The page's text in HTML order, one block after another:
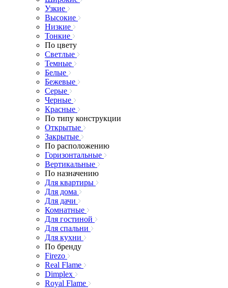
Узкие
Высокие
Низкие
Тонкие
По цвету
Светлые
Темные
Белые
Бежевые
Серые
Черные
Красные
По типу конструкции
Открытые
Закрытые
По расположению
Горизонтальные
Вертикальные
По назначению
Для квартиры
Для дома
Для дачи
Комнатные
Для гостиной
Для спальни
Для кухни
По бренду
Firezo
Real Flame
Dimplex
Royal Flame